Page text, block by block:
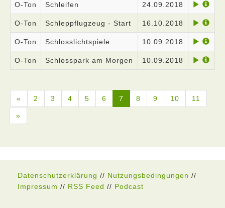
O-Ton Schleifen 24.09.2018
O-Ton Schleppflugzeug - Start 16.10.2018
O-Ton Schlosslichtspiele 10.09.2018
O-Ton Schlosspark am Morgen 10.09.2018
« 2 3 4 5 6 7 8 9 10 11
»
Datenschutzerklärung // Nutzungsbedingungen //
Impressum // RSS Feed // Podcast